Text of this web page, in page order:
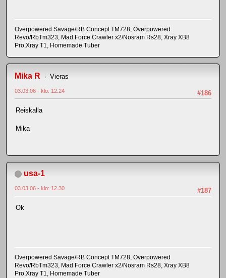
Overpowered Savage/RB Concept TM728, Overpowered
Revo/RbTm323, Mad Force Crawler x2/Nosram Rs28, Xray XB8
Pro,Xray T1, Homemade Tuber
Mika R Vieras
#186
03.03.06 - klo: 12.24
Reiskalla
Mika
usa-1
#187
03.03.06 - klo: 12.30
Ok
Overpowered Savage/RB Concept TM728, Overpowered
Revo/RbTm323, Mad Force Crawler x2/Nosram Rs28, Xray XB8
Pro,Xray T1, Homemade Tuber